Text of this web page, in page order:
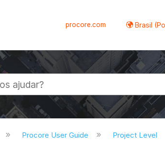
procore.com Brasil
Procore User Guide Project Level